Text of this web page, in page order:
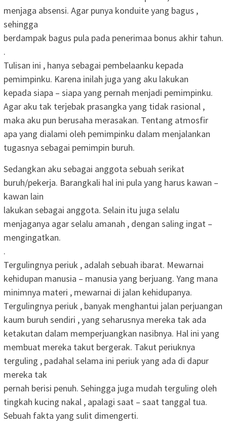
menjaga absensi. Agar punya konduite yang bagus ,
sehingga
berdampak bagus pula pada penerimaa bonus akhir tahun.
.
Tulisan ini , hanya sebagai pembelaanku kepada
pemimpinku. Karena inilah juga yang aku lakukan
kepada siapa – siapa yang pernah menjadi pemimpinku.
Agar aku tak terjebak prasangka yang tidak rasional ,
maka aku pun berusaha merasakan. Tentang atmosfir
apa yang dialami oleh pemimpinku dalam menjalankan
tugasnya sebagai pemimpin buruh.
Sedangkan aku sebagai anggota sebuah serikat
buruh/pekerja. Barangkali hal ini pula yang harus kawan –
kawan lain
lakukan sebagai anggota. Selain itu juga selalu
menjaganya agar selalu amanah , dengan saling ingat –
mengingatkan.
.
Tergulingnya periuk , adalah sebuah ibarat. Mewarnai
kehidupan manusia – manusia yang berjuang. Yang mana
minimnya materi , mewarnai di jalan kehidupanya.
Tergulingnya periuk , banyak menghantui jalan perjuangan
kaum buruh sendiri , yang seharusnya mereka tak ada
ketakutan dalam memperjuangkan nasibnya. Hal ini yang
membuat mereka takut bergerak. Takut periuknya
terguling , padahal selama ini periuk yang ada di dapur
mereka tak
pernah berisi penuh. Sehingga juga mudah terguling oleh
tingkah kucing nakal , apalagi saat – saat tanggal tua.
Sebuah fakta yang sulit dimengerti.